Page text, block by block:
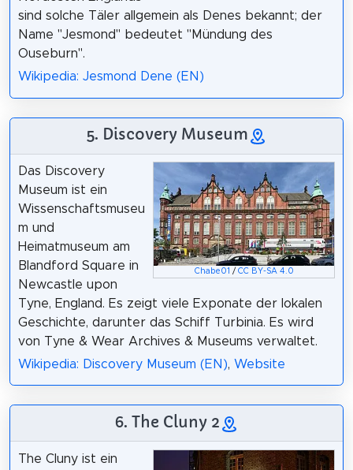
sind solche Täler allgemein als Denes bekannt; der
Name "Jesmond" bedeutet "Mündung des
Ouseburn".
Wikipedia: Jesmond Dene (EN)
5. Discovery Museum
Chabe01 / CC BY-SA 4.0
Das Discovery
Museum ist ein
Wissenschaftsmuseu
m und
Heimatmuseum am
Blandford Square in
Newcastle upon
Tyne, England. Es zeigt viele Exponate der lokalen
Geschichte, darunter das Schiff Turbinia. Es wird
von Tyne & Wear Archives & Museums verwaltet.
Wikipedia: Discovery Museum (EN), Website
6. The Cluny 2
The Cluny ist ein